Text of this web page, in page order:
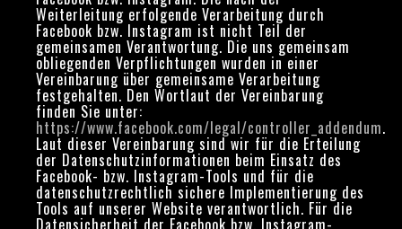
Weiterleitung erfolgende Verarbeitung durch
Facebook bzw. Instagram ist nicht Teil der
gemeinsamen Verantwortung. Die uns gemeinsam
obliegenden Verpflichtungen wurden in einer
Vereinbarung über gemeinsame Verarbeitung
festgehalten. Den Wortlaut der Vereinbarung
finden Sie unter:
https://www.facebook.com/legal/controller_addendum.
Laut dieser Vereinbarung sind wir für die Erteilung
der Datenschutzinformationen beim Einsatz des
Facebook- bzw. Instagram-Tools und für die
datenschutzrechtlich sichere Implementierung des
Tools auf unserer Website verantwortlich. Für die
Datensicherheit der Facebook bzw. Instagram-